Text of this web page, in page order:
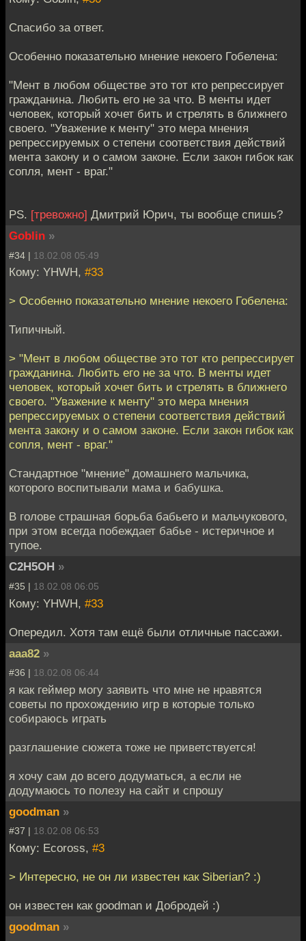
Спасибо за ответ.
Особенно показательно мнение некоего Гобелена:
"Мент в любом обществе это тот кто репрессирует
гражданина. Любить его не за что. В менты идет
человек, который хочет бить и стрелять в ближнего
своего. "Уважение к менту" это мера мнения
репрессируемых о степени соответствия действий
мента закону и о самом законе. Если закон гибок как
сопля, мент - враг."
PS. [тревожно] Дмитрий Юрич, ты вообще спишь?
Goblin »
#34 | 18.02.08 05:49
Кому: YHWH, #33
> Особенно показательно мнение некоего Гобелена:
Типичный.
> "Мент в любом обществе это тот кто репрессирует
гражданина. Любить его не за что. В менты идет
человек, который хочет бить и стрелять в ближнего
своего. "Уважение к менту" это мера мнения
репрессируемых о степени соответствия действий
мента закону и о самом законе. Если закон гибок как
сопля, мент - враг."
Стандартное "мнение" домашнего мальчика,
которого воспитывали мама и бабушка.
В голове страшная борьба бабьего и мальчукового,
при этом всегда побеждает бабье - истеричное и
тупое.
C2H5OH »
#35 | 18.02.08 06:05
Кому: YHWH, #33
Опередил. Хотя там ещё были отличные пассажи.
aaa82 »
#36 | 18.02.08 06:44
я как геймер могу заявить что мне не нравятся
советы по прохождению игр в которые только
собираюсь играть
разглашение сюжета тоже не приветствуется!
я хочу сам до всего додуматься, а если не
додумаюсь то полезу на сайт и спрошу
goodman »
#37 | 18.02.08 06:53
Кому: Ecoross, #3
> Интересно, не он ли известен как Siberian? :)
он известен как goodman и Добродей :)
goodman »